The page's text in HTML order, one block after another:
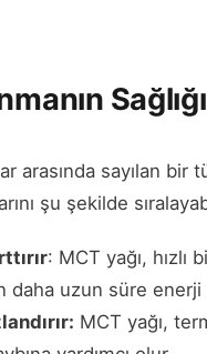
arasında sayılan
şu şekilde
: MCT yağı,
uzun süre enerji
MCT yağı,